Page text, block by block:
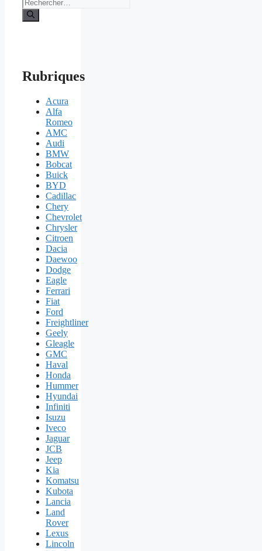
Rubriques
Acura
Alfa
Romeo
AMC
Audi
BMW
Bobcat
Buick
BYD
Cadillac
Chery
Chevrolet
Chrysler
Citroen
Dacia
Daewoo
Dodge
Eagle
Ferrari
Fiat
Ford
Freightliner
Geely
Gleagle
GMC
Haval
Honda
Hummer
Hyundai
Infiniti
Isuzu
Iveco
Jaguar
JCB
Jeep
Kia
Komatsu
Kubota
Lancia
Land
Rover
Lexus
Lincoln